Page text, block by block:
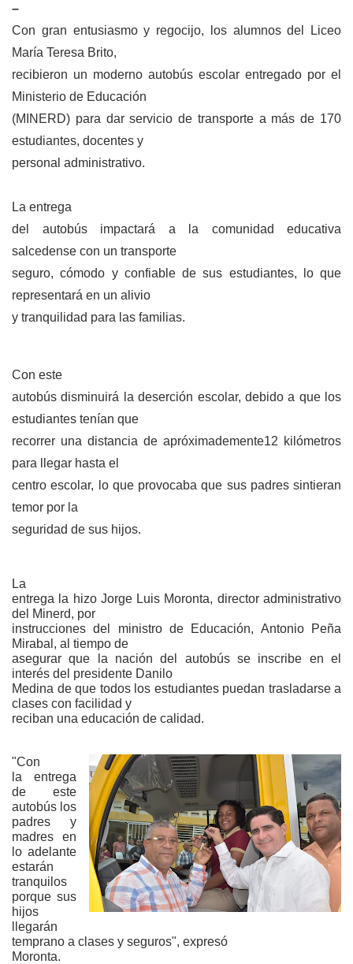
–
Con gran entusiasmo y regocijo, los alumnos del Liceo
María Teresa Brito,
recibieron un moderno autobús escolar entregado por el
Ministerio de Educación
(MINERD) para dar servicio de transporte a más de 170
estudiantes, docentes y
personal administrativo.
La entrega
del autobús impactará a la comunidad educativa
salcedense con un transporte
seguro, cómodo y confiable de sus estudiantes, lo que
representará en un alivio
y tranquilidad para las familias.
Con este
autobús disminuirá la deserción escolar, debido a que los
estudiantes tenían que
recorrer una distancia de apróximademente12 kilómetros
para llegar hasta el
centro escolar, lo que provocaba que sus padres sintieran
temor por la
seguridad de sus hijos.
La
entrega la hizo Jorge Luis Moronta, director administrativo
del Minerd, por
instrucciones del ministro de Educación, Antonio Peña
Mirabal, al tiempo de
asegurar que la nación del autobús se inscribe en el
interés del presidente Danilo
Medina de que todos los estudiantes puedan trasladarse a
clases con facilidad y
reciban una educación de calidad.
"Con
la entrega
de este
autobús los
padres y
madres en
lo adelante
estarán
tranquilos
porque sus
hijos
llegarán
temprano a clases y seguros", expresó
Moronta.